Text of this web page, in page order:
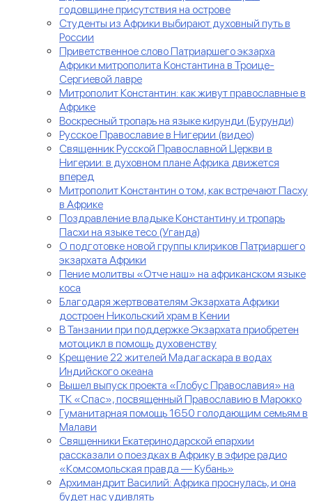
годовщине присутствия на острове
Студенты из Африки выбирают духовный путь в
России
Приветственное слово Патриаршего экзарха
Африки митрополита Константина в Троице-
Сергиевой лавре
Митрополит Константин: как живут православные в
Африке
Воскресный тропарь на языке кирунди (Бурунди)
Русское Православие в Нигерии (видео)
Священник Русской Православной Церкви в
Нигерии: в духовном плане Африка движется
вперед
Митрополит Константин о том, как встречают Пасху
в Африке
Поздравление владыке Константину и тропарь
Пасхи на языке тесо (Уганда)
О подготовке новой группы клириков Патриаршего
экзархата Африки
Пение молитвы «Отче наш» на африканском языке
коса
Благодаря жертвователям Экзархата Африки
достроен Никольский храм в Кении
В Танзании при поддержке Экзархата приобретен
мотоцикл в помощь духовенству
Крещение 22 жителей Мадагаскара в водах
Индийского океана
Вышел выпуск проекта «Глобус Православия» на
ТК «Спас», посвященный Православию в Марокко
Гуманитарная помощь 1650 голодающим семьям в
Малави
Священники Екатеринодарской епархии
рассказали о поездках в Африку в эфире радио
«Комсомольская правда — Кубань»
Архимандрит Василий: Африка проснулась, и она
будет нас удивлять